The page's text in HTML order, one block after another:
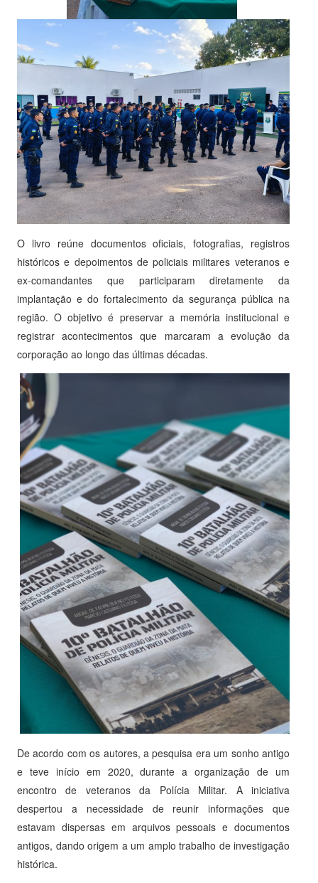
O livro reúne documentos oficiais, fotografias, registros
históricos e depoimentos de policiais militares veteranos e
ex-comandantes que participaram diretamente da
implantação e do fortalecimento da segurança pública na
região. O objetivo é preservar a memória institucional e
registrar acontecimentos que marcaram a evolução da
corporação ao longo das últimas décadas.
De acordo com os autores, a pesquisa era um sonho antigo
e teve início em 2020, durante a organização de um
encontro de veteranos da Polícia Militar. A iniciativa
despertou a necessidade de reunir informações que
estavam dispersas em arquivos pessoais e documentos
antigos, dando origem a um amplo trabalho de investigação
histórica.